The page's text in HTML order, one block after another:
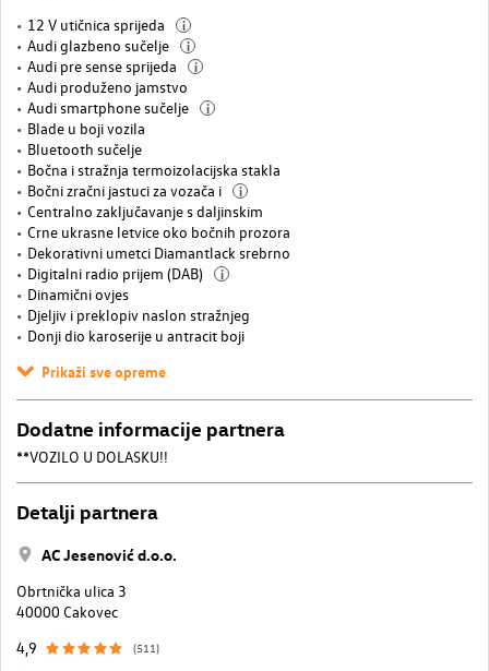
12 V utičnica sprijeda i
Audi glazbeno sučelje i
Audi pre sense sprijeda i
Audi produženo jamstvo
Audi smartphone sučelje
i
Blade u boji vozila
Bluetooth sučelje
Bočna i stražnja termoizolacijska stakla
Bočni zračni jastuci za vozača i
i
Centralno zaključavanje s daljinskim
Crne ukrasne letvice oko bočnih prozora
Dekorativni umetci Diamantlack srebrno
Digitalni radio prijem (DAB)
i
Dinamični ovjes
Djeljiv i preklopiv naslon stražnjeg
Donji dio karoserije u antracit boji
Prikaži sve opreme
Dodatne informacije partnera
**VOZILO U DOLASKU!!
Detalji partnera
AC Jesenović d.o.o.
Obrtnička ulica 3
40000 Cakovec
4,9
(511)